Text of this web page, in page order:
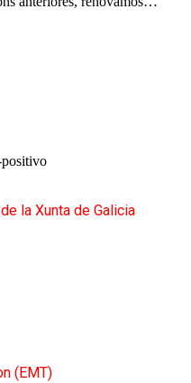
la Xunta de Galicia
(EMT)